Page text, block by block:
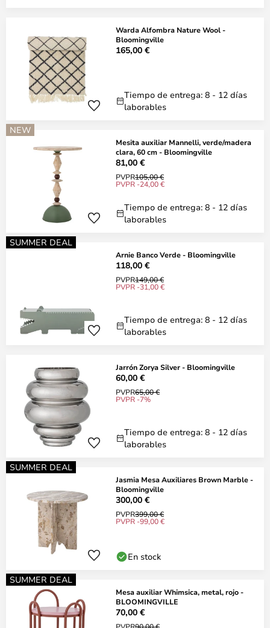
Warda Alfombra Nature Wool -
Bloomingville
165,00 €
Tiempo de entrega: 8 - 12 días
laborables
NEW
Mesita auxiliar Mannelli, verde/madera
clara, 60 cm - Bloomingville
81,00 €
PVPR105,00 €
PVPR -24,00 €
Tiempo de entrega: 8 - 12 días
laborables
SUMMER DEAL
Arnie Banco Verde - Bloomingville
118,00 €
PVPR149,00 €
PVPR -31,00 €
Tiempo de entrega: 8 - 12 días
laborables
Jarrón Zorya Silver - Bloomingville
60,00 €
PVPR65,00 €
PVPR -7%
Tiempo de entrega: 8 - 12 días
laborables
SUMMER DEAL
Jasmia Mesa Auxiliares Brown Marble -
Bloomingville
300,00 €
PVPR399,00 €
PVPR -99,00 €
En stock
SUMMER DEAL
Mesa auxiliar Whimsica, metal, rojo -
BLOOMINGVILLE
70,00 €